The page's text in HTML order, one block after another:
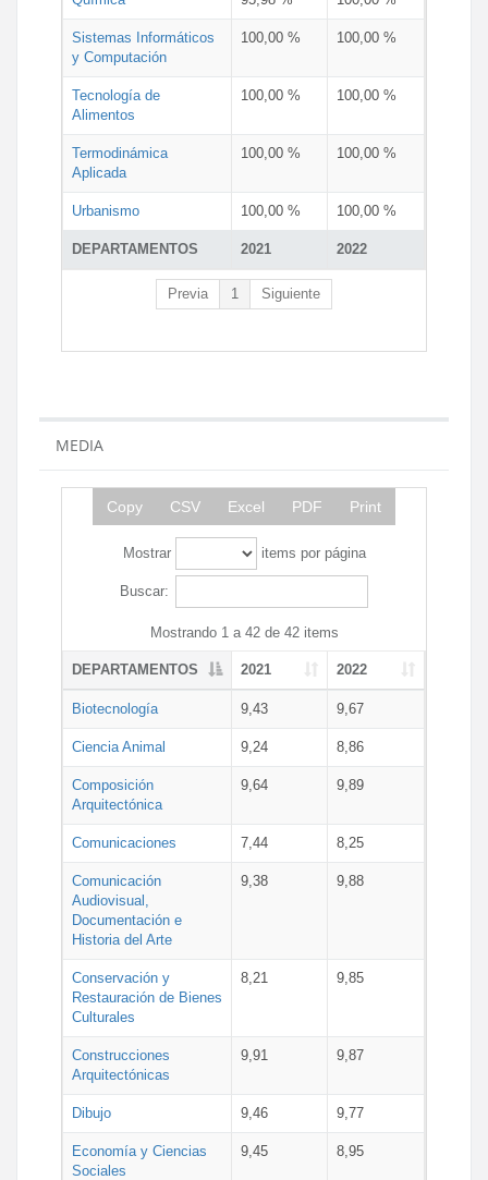
DEPARTAMENTOS 2021 2022
Sistemas Informáticos
y Computación
100,00 % 100,00 %
Tecnología de
Alimentos
100,00 % 100,00 %
Termodinámica
Aplicada
100,00 % 100,00 %
Urbanismo 100,00 % 100,00 %
Previa 1 Siguiente
MEDIA
Copy CSV Excel PDF Print
Mostrar items por página
Buscar:
Mostrando 1 a 42 de 42 items
DEPARTAMENTOS 2021 2022
Biotecnología 9,43 9,67
Ciencia Animal 9,24 8,86
Composición
Arquitectónica
9,64 9,89
Comunicaciones 7,44 8,25
Comunicación
Audiovisual,
Documentación e
Historia del Arte
9,38 9,88
Conservación y
Restauración de Bienes
Culturales
8,21 9,85
Construcciones
Arquitectónicas
9,91 9,87
Dibujo 9,46 9,77
Economía y Ciencias
Sociales
9,45 8,95